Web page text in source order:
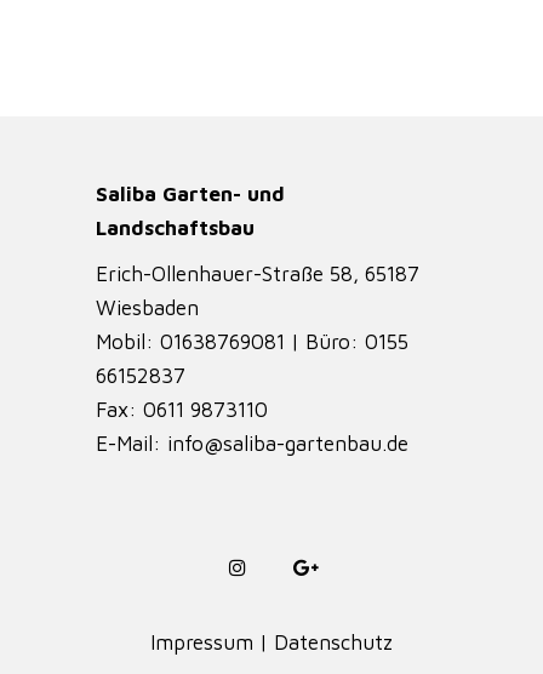
Saliba Garten- und
Landschaftsbau
Erich-Ollenhauer-Straße 58, 65187
Wiesbaden
Mobil: 01638769081 | Büro: 0155
66152837
Fax: 0611 9873110
E-Mail: info@saliba-gartenbau.de
Impressum | Datenschutz